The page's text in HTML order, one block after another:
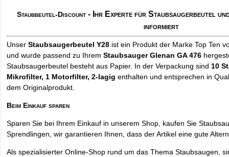
Staubbeutel-Discount - Ihr Experte für Staubsaugerbeutel
informiert
UnserStaubsaugerbeutel Y28 ist ein Produkt der Marke Top Ten
und wurde passend zu IhremStaubsauger Glenan GA 476
Staubsaugerbeutel besteht aus Papier. In der Verpackung sind10
Mikrofilter, 1 Motorfilter, 2-lagig enthalten und entsprechen in
dem Originalprodukt.
Beim Einkauf sparen
Sparen Sie bei Ihrem Einkauf in unserem Shop, kaufen Sie
Sprendlingen, wir garantieren Ihnen, dass der Artikel eine gute
Als spezialisierter Online-Shop rund um das Thema Staubsaugen,